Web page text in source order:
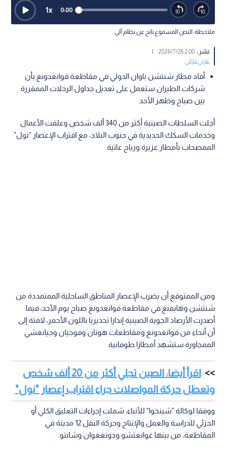
0:00
1x
ملاحظة: النص المسموع ناتج عن نظام آلي
نشر :2:00 2026/7/26
|
عربي دولي
أفاد مطار شنتشن باوان الدولي في مقاطعة قوانغدونغ بأن
شركات الطيران ستعمل على تعديل جداول الرحلات الممقررة
بين صباح وظهر الأحد
أجلت السلطات الصينية أكثر من 340 ألف شخص وعلقت الأعمال
وخدمات السكك الحديدية في جنوب البلاد، مع اقتراب الإعصار "نول"
الممصحاب بأمطار غزيرة ورياح عاتية.
ومن الممتوقع أن يضرب الإعصار المناطق الساحلية الممتمددة من
شنتشن وهايفنغ في مقاطعة قوانغدونغ صباح يوم الأحد، فيما
أصدرت الأرصاد الجوية الصينية إنذارا تحذيريا باللون الأحمر، لافتة إلى
أن أنحاء من قوانغدونغ ومقاطعات هونان وفوجيان وجيانغشي
الممجاورة ستشهد أمطارا طوفانية.
اقرأ أيضا: الصين تجلي أكثر من 20 ألف شخص
وتعطل حركة المواصلات جراء اقتراب إعصار "نول"
ووفقا لوكالة "شينخوا" للأنباء، شملت إجراءات التعليق الكلي أو
الجزئي للدراسة والعمل والإنتاج وحركة النقل 12 مدينة في
المقاطعة، من بينها غوانغتشو ودونغغوان وشانتو.